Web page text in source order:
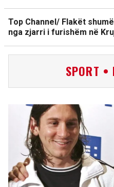
Top Channel/ Flakët
nga zjarri i furishëm në
SPORT •